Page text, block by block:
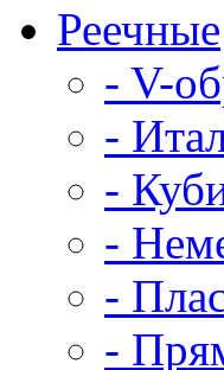
Реечные
- V-
-
-
-
-
-